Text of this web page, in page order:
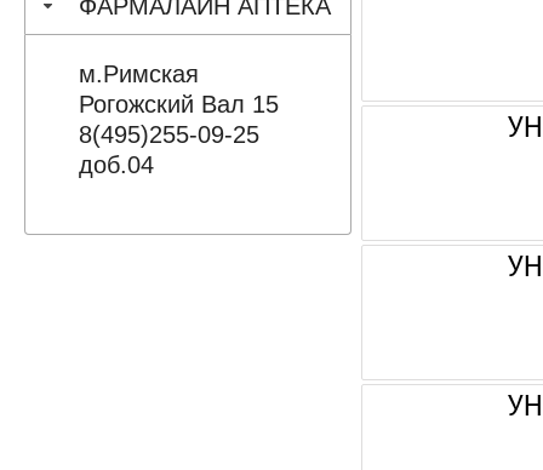
ФАРМАЛАЙН АПТЕКА
м.Римская
Рогожский Вал 15
8(495)255-09-25
доб.04